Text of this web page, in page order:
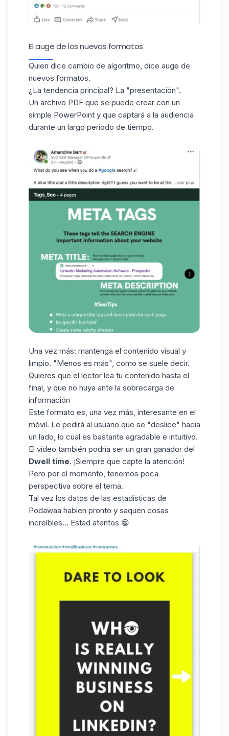
El auge de los nuevos formatos
Quien dice cambio de algoritmo, dice auge de
nuevos formatos.
¿La tendencia principal? La "presentación".
Un archivo PDF que se puede crear con un
simple PowerPoint y que captará a la audiencia
durante un largo periodo de tiempo.
Una vez más: mantenga el contenido visual y
limpio. "Menos es más", como se suele decir.
Quieres que el lector lea tu contenido hasta el
final, y que no huya ante la sobrecarga de
información
Este formato es, una vez más, interesante en el
móvil. Le pedirá al usuario que se "deslice" hacia
un lado, lo cual es bastante agradable e intuitivo.
El vídeo también podría ser un gran ganador del
Dwell time. ¡Siempre que capte la atención!
Pero por el momento, tenemos poca
perspectiva sobre el tema.
Tal vez los datos de las estadísticas de
Podawaa hablen pronto y saquen cosas
increíbles... Estad atentos 😁